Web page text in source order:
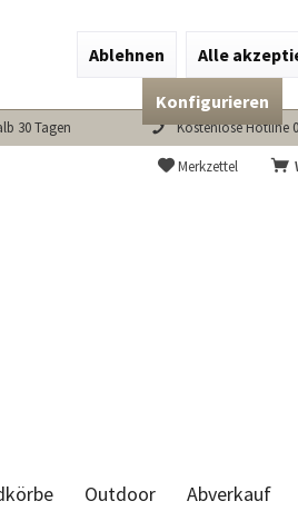
Ablehnen Alle
Konfigurieren
30 Tagen Kostenlose Hotline
Merkzettel
Outdoor Abverkauf